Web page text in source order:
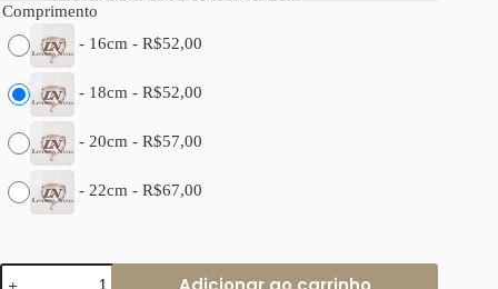
Comprimento
- 16cm - R$52,00
- 18cm - R$52,00
- 20cm - R$57,00
- 22cm - R$67,00
Pulseira